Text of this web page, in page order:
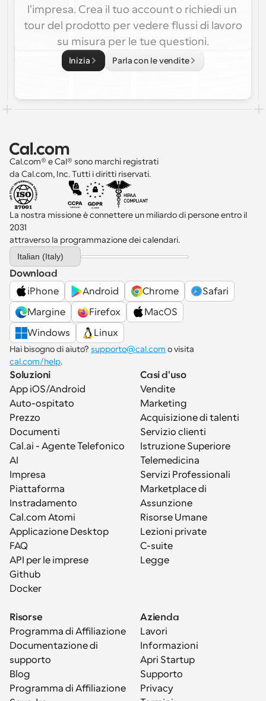
l'impresa. Crea il tuo account o richiedi un
tour del prodotto per vedere flussi di lavoro
su misura per le tue questioni.
Inizia Parla con le vendite
Cal.com® e Cal® sono marchi registrati
da Cal.com, Inc. Tutti i diritti riservati.
La nostra missione è connettere un miliardo di persone entro il
2031
attraverso la programmazione dei calendari.
Select Language
Italian (Italy)
Download
iPhone
Android Chrome
Safari
Margine
Firefox
MacOS
Windows
Linux
Hai bisogno di aiuto? supporto@cal.com
cal.com/help.
Soluzioni
App iOS/Android
Auto-ospitato
Prezzo
Documenti
Cal.ai - Agente Telefonico
AI
Impresa
Piattaforma
Instradamento
Cal.com Atomi
Applicazione Desktop
FAQ
API per le imprese
Github
Docker
Casi d'uso
Vendite
Marketing
Acquisizione di talenti
Servizio clienti
Istruzione Superiore
Telemedicina
Servizi Professionali
Marketplace di
Assunzione
Risorse Umane
Lezioni private
C-suite
Legge
Risorse
Programma di Affiliazione
Documentazione di
supporto
Blog
Programma di Affiliazione
Azienda
Lavori
Informazioni
Apri Startup
Supporto
Privacy